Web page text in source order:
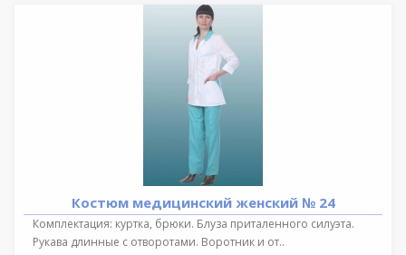
Костюм медицинский женский № 24
Комплектация: куртка, брюки. Блуза приталенного силуэта.
Рукава длинные с отворотами. Воротник и от..